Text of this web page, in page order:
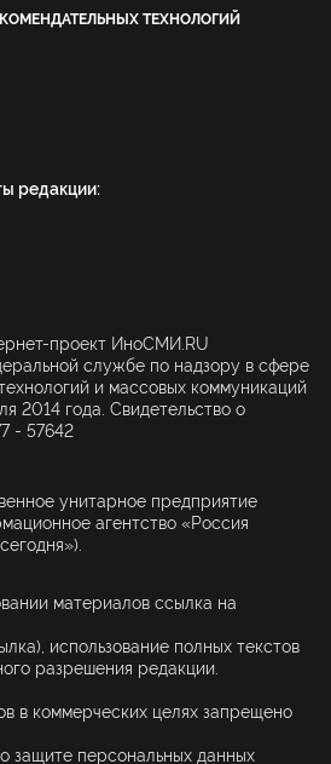
ТЕХНОЛОГИЙ
редакции:
проект ИноСМИ.RU
службе по надзору в сфере
и массовых коммуникаций
2014 года. Свидетельство о
- 57642
унитарное предприятие
агентство «Россия
материалов ссылка на
использование полных текстов
разрешения редакции.
в коммерческих целях запрещено
защите персональных данных